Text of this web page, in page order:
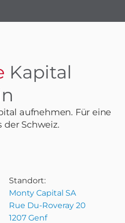
Kapital
aufnehmen. Für eine
der Schweiz.
Standort:
Monty Capital SA
Rue Du-Roveray 20
1207 Genf